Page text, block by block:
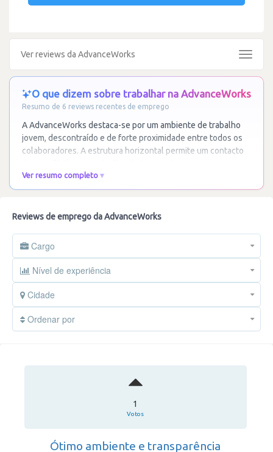
Ver reviews da AdvanceWorks
Toggle
O que dizem sobre trabalhar na AdvanceWorks
Resumo de 6 reviews recentes de emprego
A AdvanceWorks destaca-se por um ambiente de trabalho
jovem, descontraído e de forte proximidade entre todos os
colaboradores. A estrutura horizontal permite um contacto
Ver resumo completo
Reviews de emprego da AdvanceWorks
Cargo
Nível de experiência
Cidade
Ordenar por
1
Votos
Ótimo ambiente e transparência